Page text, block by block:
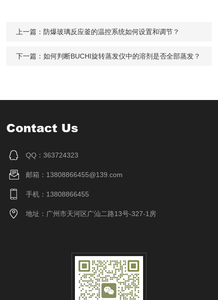
上一篇： 防爆玻璃反应釜的温控系统如何设置和调节？
下一篇：如何判断BUCHI旋转蒸发仪中的溶剂是否全部蒸发？
Contact Us
QQ：363724323
邮箱：13808866455@139.com
手机：13808866455
地址：广州市天河区广汕二路13号-327-1房